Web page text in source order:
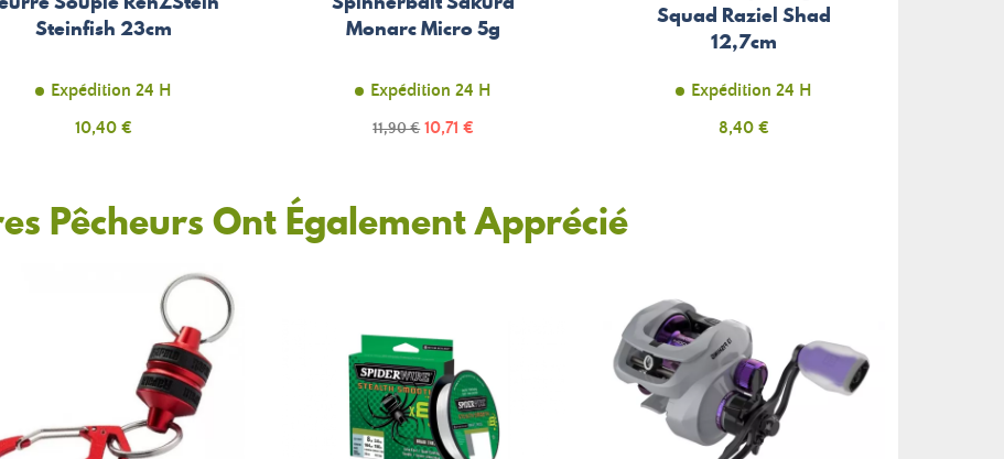
Steinfish 23cm
Expédition 24 H
Prix
10,40 €
Monarc Micro 5g
Expédition 24 H
Prix
11,90 € Prix
10,71 €
Squad Raziel Shad
12,7cm
Expédition 24 H
Prix
8,40 €
Pêcheurs Ont Également Apprécié